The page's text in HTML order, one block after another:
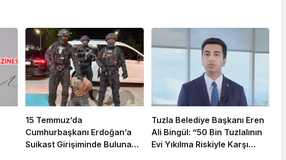
15 Temmuz’da
Cumhurbaşkanı Erdoğan’a
Suikast Girişiminde Bulunan
Tuzla Belediye Başkanı Eren
Ali Bingül: “50 Bin Tuzlalının
Evi Yıkılma Riskiyle Karşı